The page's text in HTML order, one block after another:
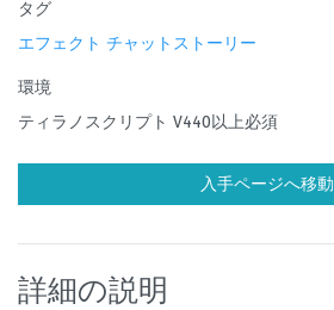
タグ
エフェクト チャットストーリー
環境
ティラノスクリプト V440以上必須
入手ページへ移動
詳細の説明